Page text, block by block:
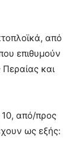
από
επιθυμούν
Περαίας και
10, από/προς
ως εξής: